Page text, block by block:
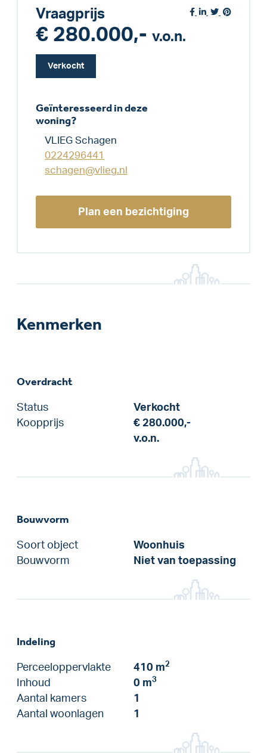
Vraagprijs
€ 280.000,- v.o.n.
Verkocht
Geïnteresseerd in deze
woning?
VLIEG Schagen
0224296441
schagen@vlieg.nl
Plan een bezichtiging
Kenmerken
Overdracht
Status
Verkocht
Koopprijs
€ 280.000,-
v.o.n.
Bouwvorm
Soort object
Woonhuis
Bouwvorm
Niet van toepassing
Indeling
Perceeloppervlakte 410 m2
Inhoud 0 m3
Aantal kamers
1
Aantal woonlagen
1